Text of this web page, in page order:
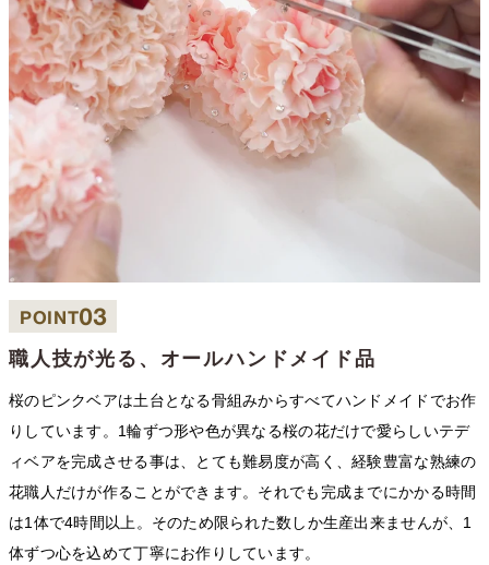
POINT03
職人技が光る、オールハンドメイド品
桜のピンクベアは土台となる骨組みからすべてハンドメイドでお作
りしています。1輪ずつ形や色が異なる桜の花だけで愛らしいテデ
ィベアを完成させる事は、とても難易度が高く、経験豊富な熟練の
花職人だけが作ることができます。それでも完成までにかかる時間
は1体で4時間以上。そのため限られた数しか生産出来ませんが、1
体ずつ心を込めて丁寧にお作りしています。